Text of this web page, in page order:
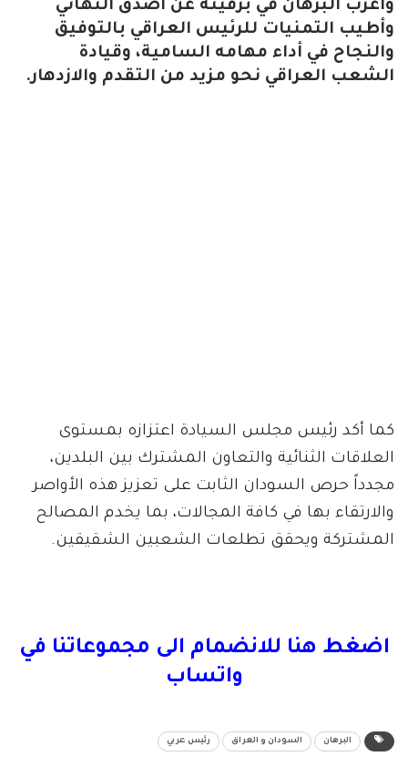
​وأعرب البرهان في برقيته عن أصدق التهاني
وأطيب التمنيات للرئيس العراقي بالتوفيق
والنجاح في أداء مهامه السامية، وقيادة
الشعب العراقي نحو مزيد من التقدم والازدهار.
​كما أكد رئيس مجلس السيادة اعتزازه بمستوى
العلاقات الثنائية والتعاون المشترك بين البلدين،
مجدداً حرص السودان الثابت على تعزيز هذه الأواصر
والارتقاء بها في كافة المجالات، بما يخدم المصالح
المشتركة ويحقق تطلعات الشعبين الشقيقين.
اضغط هنا للانضمام الى مجموعاتنا في
واتساب
البرهان السودان و العراق رئيس عربي